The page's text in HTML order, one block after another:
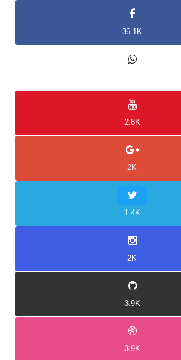
36.1K
2.8K
2K
1.4K
2K
3.9K
3.9K